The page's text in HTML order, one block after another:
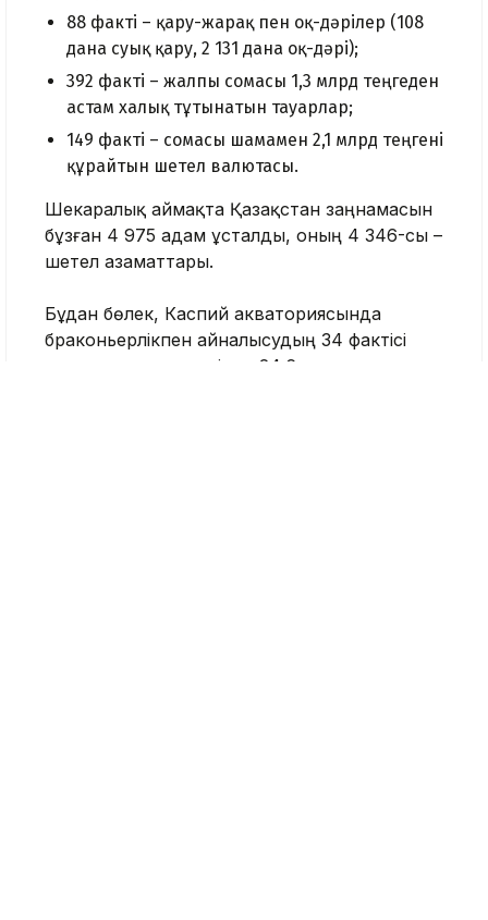
88 факті – қару-жарақ пен оқ-дәрілер (108
дана суық қару, 2 131 дана оқ-дәрі);
392 факті – жалпы сомасы 1,3 млрд теңгеден
астам халық тұтынатын тауарлар;
149 факті – сомасы шамамен 2,1 млрд теңгені
құрайтын шетел валютасы.
Шекаралық аймақта Қазақстан заңнамасын
бұзған 4 975 адам ұсталды, оның 4 346-сы –
шетел азаматтары.
Бұдан бөлек, Каспий акваториясында
браконьерлікпен айналысудың 34 фактісі
анықталып, нәтижесінде 24,6 км